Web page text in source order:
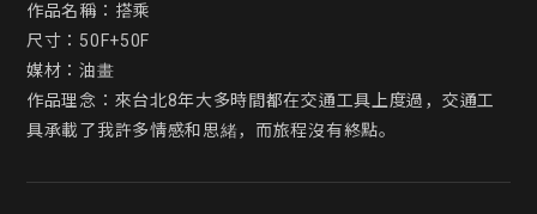
作品名稱：搭乘
尺寸：50F+50F
媒材：油畫
作品理念：來台北8年大多時間都在交通工具上度過，交通工
具承載了我許多情感和思緒，而旅程沒有終點。